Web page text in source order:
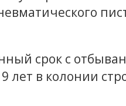
срок с
лет в колонии